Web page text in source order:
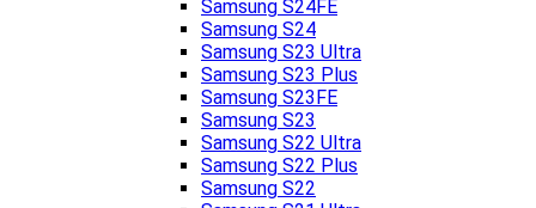
Samsung S24FE
Samsung S24
Samsung S23 Ultra
Samsung S23 Plus
Samsung S23FE
Samsung S23
Samsung S22 Ultra
Samsung S22 Plus
Samsung S22